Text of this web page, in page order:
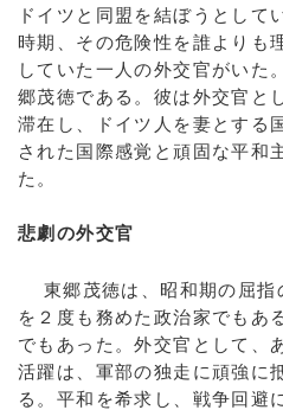
ドイツと同盟を結ぼうとして
時期、その危険性を誰よりも
していた一人の外交官がいた
郷茂徳である。彼は外交官と
滞在し、ドイツ人を妻とする
された国際感覚と頑固な平和
た。
悲劇の外交官
東郷茂徳は、昭和期の屈指
を２度も務めた政治家でもあ
でもあった。外交官として、
活躍は、軍部の独走に頑強に
る。平和を希求し、戦争回避